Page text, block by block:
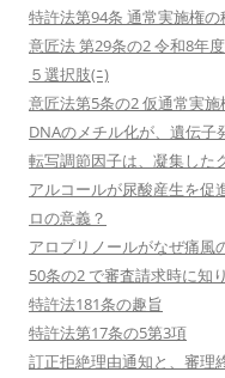
特許法第94条 通常実施権
意匠法 第29条の2 令和8年
５選択肢(ﾆ)
意匠法第5条の2 仮通常実
DNAのメチル化が、遺伝子
転写調節因子は、凝集した
アルコールが尿酸産生を促
ロの意義？
アロプリノールがなぜ痛風
50条の2 で審査請求時に知
特許法181条の趣旨
特許法第17条の5第3項
訂正拒絶理由通知と、審理